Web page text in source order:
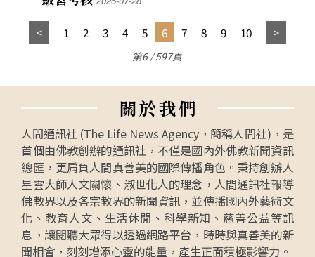
1 2 3 4 5 6 7 8 9 10
第6 / 597頁
關於我們
人間通訊社 (The Life News Agency，簡稱人間社)，是
首個由佛教創辦的通訊社，不僅是國內外佛教新聞資訊
總匯，更肩負人間真善美的國際傳播角色。秉持創辦人
星雲大師人文關懷、淑世化人的理念，人間通訊社報導
佛教界以及各宗教界的新聞資訊，並傳播國內外藝術文
化、教育人文、生活休閒、科學新知、慈善公益等訊
息，讓閱聽大眾得以透過網路平台，時時與真善美的新
聞相會，刻刻增添心靈的能量，產生正面積極影響力。